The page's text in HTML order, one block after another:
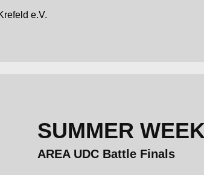
e.V.
SUMMER
AREA UDC Battle Finals